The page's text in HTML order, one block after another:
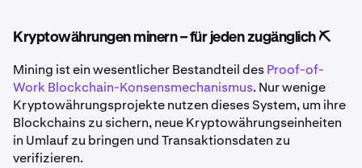
Kryptowährungen minern – für jeden zugänglich ⛏️
​​​​​Mining ist ein wesentlicher Bestandteil desProof-of-
Work Blockchain-Konsensmechanismus. Nur wenige
Kryptowährungsprojekte nutzen dieses System, um ihre
Blockchains zu sichern, neue Kryptowährungseinheiten
in Umlauf zu bringen und Transaktionsdaten zu
verifizieren.